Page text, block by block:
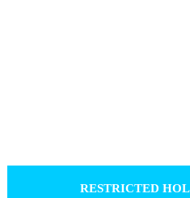
RESTRICTED